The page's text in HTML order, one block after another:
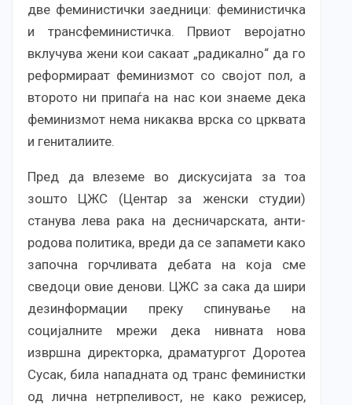
две феминистички заедници: феминистичка
и трансфеминистичка. Првиот веројатно
вклучува жени кои сакаат „радикално“ да го
реформираат феминизмот со својот пол, а
второто ни припаѓа на нас кои знаеме дека
феминизмот нема никаква врска со црквата
и гениталиите.
Пред да влеземе во дискусијата за тоа
зошто ЦЖС (Центар за женски студии)
станува лева рака на десничарската, анти-
родова политика, вреди да се запамети како
започна горчливата дебата на која сме
сведоци овие денови. ЦЖС за сака да шири
дезинформации преку спинување на
социјалните мрежи дека нивната нова
извршна директорка, драматургот Доротеа
Сусак, била нападната од транс феминистки
од лична нетрпеливост, не како режисер,